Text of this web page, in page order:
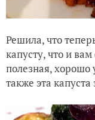
Решила, что
капусту, что и
полезная, хорошо
также эта